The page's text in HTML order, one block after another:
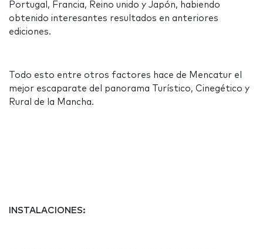
Portugal, Francia, Reino unido y Japón, habiendo
obtenido interesantes resultados en anteriores
ediciones.
Todo esto entre otros factores hace de Mencatur el
mejor escaparate del panorama Turístico, Cinegético y
Rural de la Mancha.
INSTALACIONES: